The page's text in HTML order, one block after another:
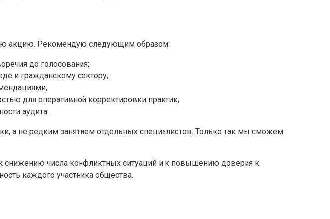
акцию. Рекомендую следующим образом:
до голосования;
и гражданскому сектору;
для оперативной корректировки практик;
аудита.
а не редким занятием отдельных специалистов. Только так мы сможем
к снижению числа конфликтных ситуаций и к повышению доверия к
каждого участника общества.